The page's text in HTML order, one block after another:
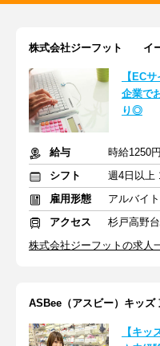
株式会社ジーフット イー
【EC
企業で
り◎
給与
時給1250
シフト
週4日以上
雇用形態
アルバイ
アクセス
杉戸高野
株式会社ジーフットの求人
ASBee（アスビー）キッズ
【キ